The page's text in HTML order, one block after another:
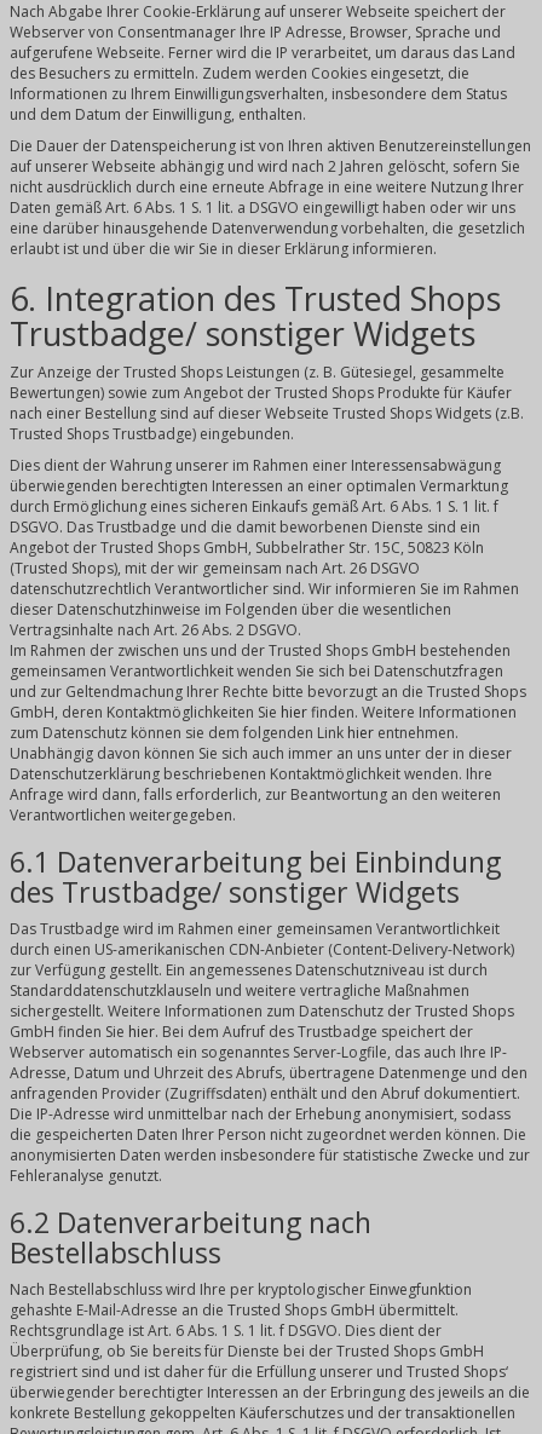
Nach Abgabe Ihrer Cookie-Erklärung auf unserer Webseite speichert der
Webserver von Consentmanager Ihre IP Adresse, Browser, Sprache und
aufgerufene Webseite. Ferner wird die IP verarbeitet, um daraus das Land
des Besuchers zu ermitteln. Zudem werden Cookies eingesetzt, die
Informationen zu Ihrem Einwilligungsverhalten, insbesondere dem Status
und dem Datum der Einwilligung, enthalten.
Die Dauer der Datenspeicherung ist von Ihren aktiven Benutzereinstellungen
auf unserer Webseite abhängig und wird nach 2 Jahren gelöscht, sofern Sie
nicht ausdrücklich durch eine erneute Abfrage in eine weitere Nutzung Ihrer
Daten gemäß Art. 6 Abs. 1 S. 1 lit. a DSGVO eingewilligt haben oder wir uns
eine darüber hinausgehende Datenverwendung vorbehalten, die gesetzlich
erlaubt ist und über die wir Sie in dieser Erklärung informieren.
6. Integration des Trusted Shops
Trustbadge/ sonstiger Widgets
Zur Anzeige der Trusted Shops Leistungen (z. B. Gütesiegel, gesammelte
Bewertungen) sowie zum Angebot der Trusted Shops Produkte für Käufer
nach einer Bestellung sind auf dieser Webseite Trusted Shops Widgets (z.B.
Trusted Shops Trustbadge) eingebunden.
Dies dient der Wahrung unserer im Rahmen einer Interessensabwägung
überwiegenden berechtigten Interessen an einer optimalen Vermarktung
durch Ermöglichung eines sicheren Einkaufs gemäß Art. 6 Abs. 1 S. 1 lit. f
DSGVO. Das Trustbadge und die damit beworbenen Dienste sind ein
Angebot der Trusted Shops GmbH, Subbelrather Str. 15C, 50823 Köln
(Trusted Shops), mit der wir gemeinsam nach Art. 26 DSGVO
datenschutzrechtlich Verantwortlicher sind. Wir informieren Sie im Rahmen
dieser Datenschutzhinweise im Folgenden über die wesentlichen
Vertragsinhalte nach Art. 26 Abs. 2 DSGVO.
Im Rahmen der zwischen uns und der Trusted Shops GmbH bestehenden
gemeinsamen Verantwortlichkeit wenden Sie sich bei Datenschutzfragen
und zur Geltendmachung Ihrer Rechte bitte bevorzugt an die Trusted Shops
GmbH, deren Kontaktmöglichkeiten Sie hierfinden. Weitere Informationen
zum Datenschutz können sie dem folgenden Link hier entnehmen.
Unabhängig davon können Sie sich auch immer an uns unter der in dieser
Datenschutzerklärung beschriebenen Kontaktmöglichkeit wenden. Ihre
Anfrage wird dann, falls erforderlich, zur Beantwortung an den weiteren
Verantwortlichen weitergegeben.
6.1 Datenverarbeitung bei Einbindung
des Trustbadge/ sonstiger Widgets
Das Trustbadge wird im Rahmen einer gemeinsamen Verantwortlichkeit
durch einen US-amerikanischen CDN-Anbieter (Content-Delivery-Network)
zur Verfügung gestellt. Ein angemessenes Datenschutzniveau ist durch
Standarddatenschutzklauseln und weitere vertragliche Maßnahmen
sichergestellt. Weitere Informationen zum Datenschutz der Trusted Shops
GmbH finden Sie hier. Bei dem Aufruf des Trustbadge speichert der
Webserver automatisch ein sogenanntes Server-Logfile, das auch Ihre IP-
Adresse, Datum und Uhrzeit des Abrufs, übertragene Datenmenge und den
anfragenden Provider (Zugriffsdaten) enthält und den Abruf dokumentiert.
Die IP-Adresse wird unmittelbar nach der Erhebung anonymisiert, sodass
die gespeicherten Daten Ihrer Person nicht zugeordnet werden können. Die
anonymisierten Daten werden insbesondere für statistische Zwecke und zur
Fehleranalyse genutzt.
6.2 Datenverarbeitung nach
Bestellabschluss
Nach Bestellabschluss wird Ihre per kryptologischer Einwegfunktion
gehashte E-Mail-Adresse an die Trusted Shops GmbH übermittelt.
Rechtsgrundlage ist Art. 6 Abs. 1 S. 1 lit. f DSGVO. Dies dient der
Überprüfung, ob Sie bereits für Dienste bei der Trusted Shops GmbH
registriert sind und ist daher für die Erfüllung unserer und Trusted Shops‘
überwiegender berechtigter Interessen an der Erbringung des jeweils an die
konkrete Bestellung gekoppelten Käuferschutzes und der transaktionellen